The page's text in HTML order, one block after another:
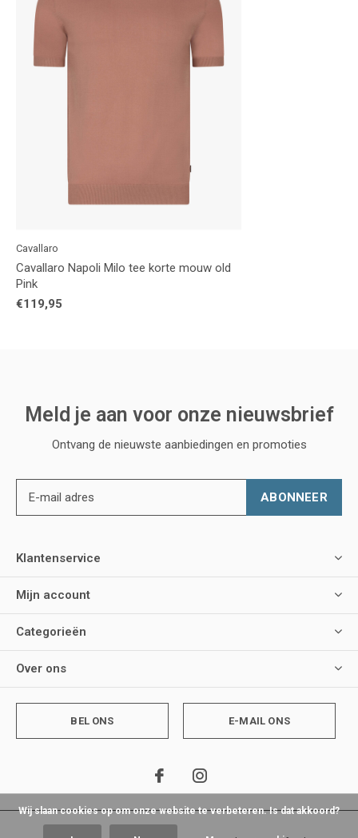
Cavallaro
Cavallaro Napoli Milo tee korte mouw old
Pink
€119,95
Meld je aan voor onze nieuwsbrief
Ontvang de nieuwste aanbiedingen en promoties
ABONNEER
Klantenservice
Mijn account
Categorieën
Over ons
BEL ONS E-MAIL ONS
Wij slaan cookies op om onze website te verbeteren. Is dat akkoord?